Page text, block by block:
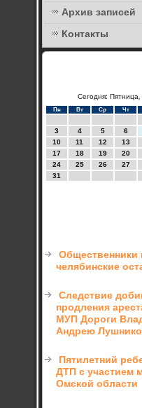
Архив записей
Контакты
Сегодня: Пятница,
Пн Вт Ср Чт
3
4 5 6
10
11 12 13
17
18 19 20
24
25 26 27
31
Общественники
челябинские
Следствие
продления
МУП Дороги
Андрею
Пятилетний
ДТП с участием
Омской области